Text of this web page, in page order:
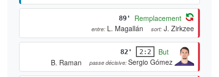
89' Remplacement
entre: L. Magallán sort: J. Zirkzee
82' 2:2
But
B. Raman
passe décisive:Sergio Gómez